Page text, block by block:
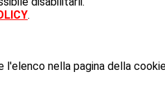
.
nella pagina della